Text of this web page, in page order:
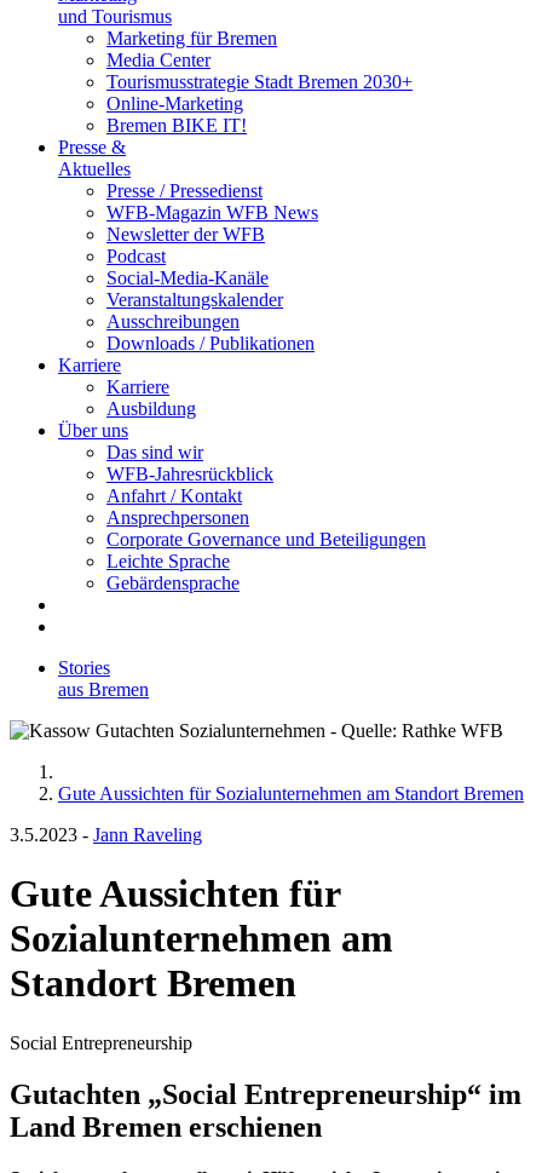
und Tourismus
Marketing für Bremen
Media Center
Tourismusstrategie Stadt Bremen 2030+
Online-Marketing
Bremen BIKE IT!
Presse &
Aktuelles
Presse / Pressedienst
WFB-Magazin WFB News
Newsletter der WFB
Podcast
Social-Media-Kanäle
Veranstaltungskalender
Ausschreibungen
Downloads / Publikationen
Karriere
Karriere
Ausbildung
Über uns
Das sind wir
WFB-Jahresrückblick
Anfahrt / Kontakt
Ansprechpersonen
Corporate Governance und Beteiligungen
Leichte Sprache
Gebärdensprache
Stories
aus Bremen
Gute Aussichten für Sozialunternehmen am Standort Bremen
3.5.2023 - Jann Raveling
Gute Aussichten für
Sozialunternehmen am
Standort Bremen
Social Entrepreneurship
Gutachten „Social Entrepreneurship“ im
Land Bremen erschienen